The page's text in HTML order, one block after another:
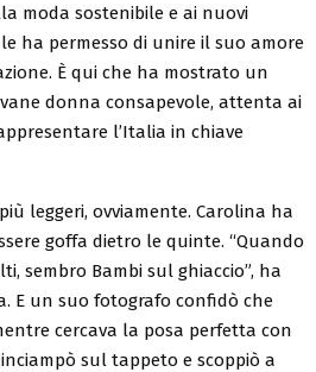
moda sostenibile e ai nuovi
ha permesso di unire il suo amore
È qui che ha mostrato un
donna consapevole, attenta ai
l’Italia in chiave
leggeri, ovviamente. Carolina ha
goffa dietro le quinte. “Quando
sembro Bambi sul ghiaccio”, ha
E un suo fotografo confidò che
cercava la posa perfetta con
sul tappeto e scoppiò a